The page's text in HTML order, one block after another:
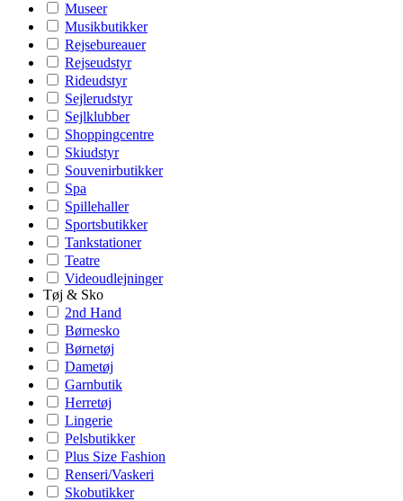
Museer
Musikbutikker
Rejsebureauer
Rejseudstyr
Rideudstyr
Sejlerudstyr
Sejlklubber
Shoppingcentre
Skiudstyr
Souvenirbutikker
Spa
Spillehaller
Sportsbutikker
Tankstationer
Teatre
Videoudlejninger
Tøj & Sko
2nd Hand
Børnesko
Børnetøj
Dametøj
Garnbutik
Herretøj
Lingerie
Pelsbutikker
Plus Size Fashion
Renseri/Vaskeri
Skobutikker